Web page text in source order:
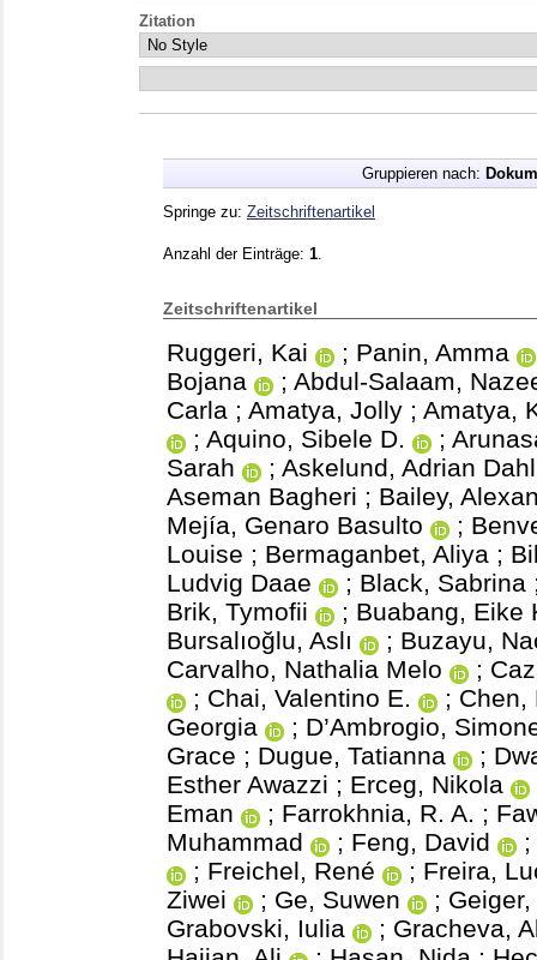
Zitation
Gruppieren nach:
Springe zu: Zeitschriftenartikel
Anzahl der Einträge: 1
Zeitschriftenartikel
Ruggeri, Kai ; Panin, Amma
Bojana
; Abdul-Salaam,
Carla ; Amatya, Jolly ; Amatya,
; Aquino, Sibele D. ;
Sarah
; Askelund, Adrian Dahl
Aseman Bagheri ; Bailey,
Mejía, Genaro Basulto
;
Louise ; Bermaganbet, Aliya ;
Ludvig Daae
; Black, Sabrina
Brik, Tymofii
; Buabang, Eike
Bursalıoğlu, Aslı
; Buzayu,
Carvalho, Nathalia Melo
;
; Chai, Valentino E. ; Chen,
Georgia
; D’Ambrogio,
Grace ; Dugue, Tatianna ;
Esther Awazzi ; Erceg, Nikola
Eman
; Farrokhnia, R. A. ;
Muhammad
; Feng, David
;
; Freichel, René ; Freira,
Ziwei
; Ge, Suwen ;
Grabovski, Iulia
; Gracheva,